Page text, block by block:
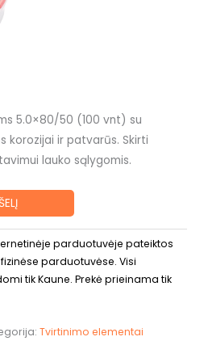
5.0×80/50 (100 vnt) su
korozijai ir patvarūs. Skirti
lauko sąlygomis.
parduotuvėje pateiktos
parduotuvėse. Visi
tik Kaune. Prekė prieinama tik
Tvirtinimo elementai